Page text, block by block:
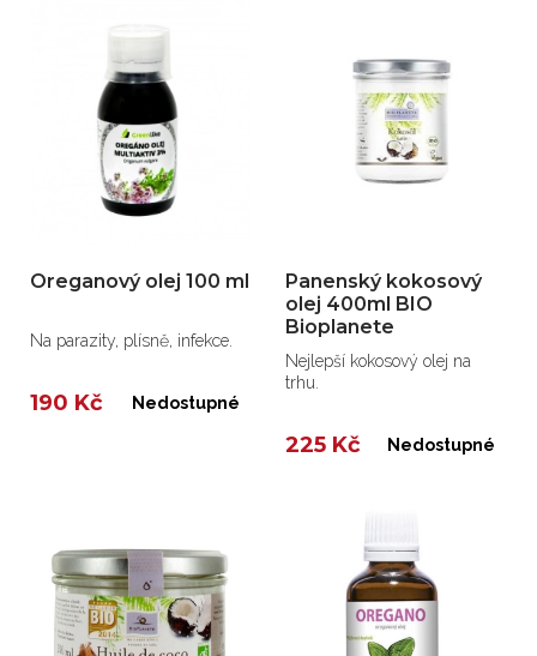
Oreganový olej 100 ml
Na parazity, plísně, infekce.
190 Kč Nedostupné
Panenský kokosový
olej 400ml BIO
Bioplanete
Nejlepší kokosový olej na
trhu.
225 Kč Nedostupné